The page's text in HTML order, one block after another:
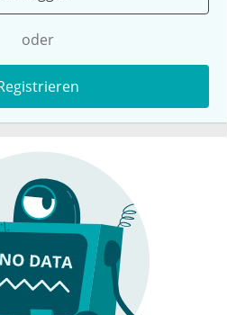
oder